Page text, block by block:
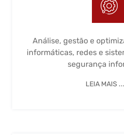
Análise, gestão e
informáticas, redes e
segurança
LEIA MAIS ...